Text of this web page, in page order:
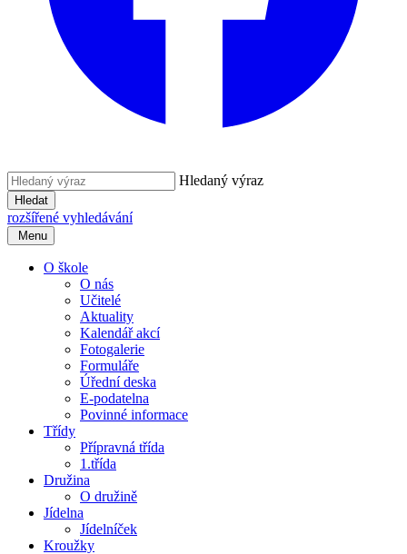
Hledaný výraz
Hledat
rozšířené vyhledávání
Menu
O škole
O nás
Učitelé
Aktuality
Kalendář akcí
Fotogalerie
Formuláře
Úřední deska
E-podatelna
Povinné informace
Třídy
Přípravná třída
1.třída
Družina
O družině
Jídelna
Jídelníček
Kroužky